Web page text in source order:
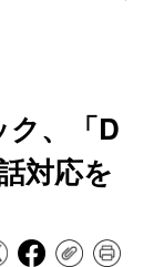
、「D
対応を